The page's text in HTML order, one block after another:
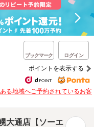
ブックマーク ログイン
ポイントを表示する
る地域へご予約されているお客
大通店【ソーエ